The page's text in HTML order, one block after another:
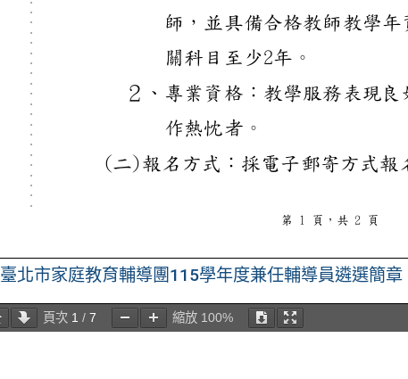
臺北市家庭教育輔導團115學年度兼任輔導員遴選簡章
頁次 1 / 7 縮放 100%